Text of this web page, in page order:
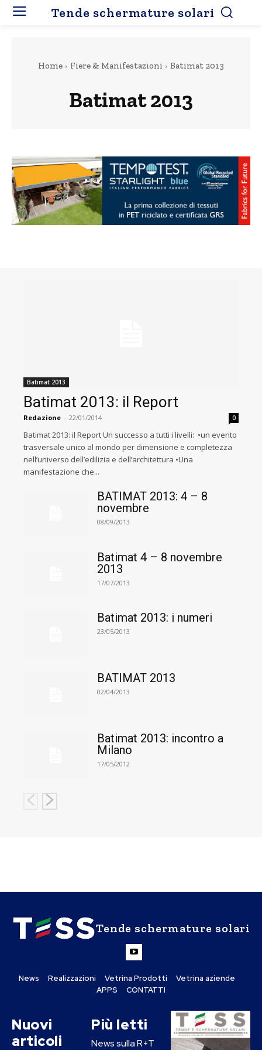
Tende schermature solari
Home Fiere & Manifestazioni Batimat 2013
Batimat 2013
Batimat 2013
Batimat 2013: il Report
Redazione - 22/01/2014 0
Batimat 2013: il Report Un successo a tutti i livelli: •un evento
trasversale unico al mondo per dimensione e completezza
nell’universo dell’edilizia e dell’architettura •Una
manifestazione che...
BATIMAT 2013: 4 – 8
novembre
08/09/2013
Batimat 4 – 8 novembre
2013
17/07/2013
Batimat 2013: i numeri
23/05/2013
BATIMAT 2013
02/04/2013
Batimat 2013: incontro a
Milano
17/05/2012
Tende schermature solari
News Realizzazioni Vetrina Prodotti
Vetrina aziende
APPS
CONTATTI
Nuovi
articoli
Più letti
News sulla R+T